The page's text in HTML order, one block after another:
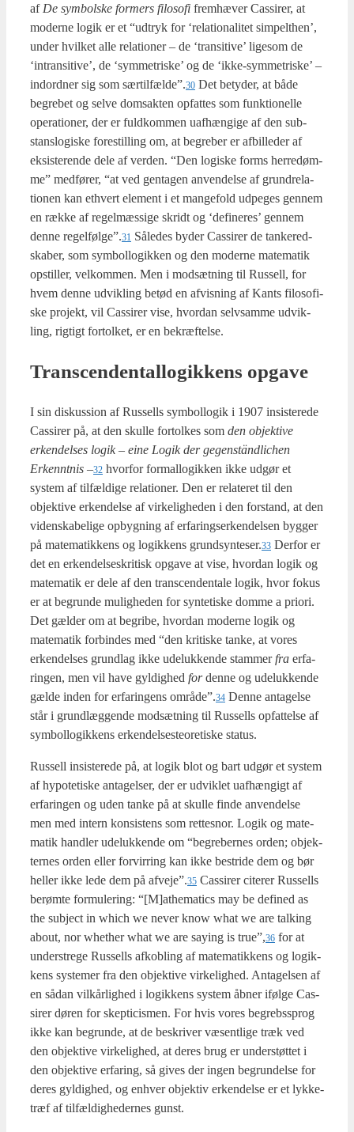
af De sym­bol­ske for­mers filo­so­fi frem­hæ­ver Cas­si­rer, at
moder­ne logik er et “udtryk for ‘rela­tio­na­li­tet sim­pelt­hen’,
under hvil­ket alle rela­tio­ner – de ‘tran­si­ti­ve’ lige­som de
‘intran­si­ti­ve’, de ‘sym­me­tri­ske’ og de ‘ikke-sym­me­tri­ske’ –
ind­ord­ner sig som særtilfælde”.30 Det bety­der, at både
begre­bet og sel­ve domsak­ten opfat­tes som funk­tio­nel­le
ope­ra­tio­ner, der er fuld­kom­men uaf­hæn­gi­ge af den sub­
stanslo­gi­ske fore­stil­ling om, at begre­ber er afbil­le­der af
eksi­ste­ren­de dele af ver­den. “Den logi­ske forms her­re­døm­
me” med­fø­rer, “at ved gen­ta­gen anven­del­se af grun­d­re­la­
tio­nen kan ethvert ele­ment i et man­ge­fold udpe­ges gen­nem
en ræk­ke af regel­mæs­si­ge skridt og ‘defi­ne­res’ gen­nem
den­ne regelfølge”.31 Såle­des byder Cas­si­rer de tan­ke­red­
ska­ber, som sym­bol­lo­gik­ken og den moder­ne mate­ma­tik
opstil­ler, vel­kom­men. Men i mod­sæt­ning til Rus­sell, for
hvem den­ne udvik­ling betød en afvis­ning af Kants filo­so­fi­
ske pro­jekt, vil Cas­si­rer vise, hvor­dan selv­sam­me udvik­
ling, rig­tigt for­tol­ket, er en bekræf­tel­se.
Trans­cen­den­tal­lo­gik­kens opga­ve
I sin dis­kus­sion af Rus­sells sym­bol­lo­gik i 1907 insi­ste­re­de
Cas­si­rer på, at den skul­le for­tol­kes som den objek­ti­ve
erken­del­ses logik – eine Logik der gegenständ­li­chen
Erken­nt­nis –32 hvor­for for­mal­lo­gik­ken ikke udgør et
system af til­fæl­di­ge rela­tio­ner. Den er rela­te­ret til den
objek­ti­ve erken­del­se af vir­ke­lig­he­den i den for­stand, at den
viden­ska­be­li­ge opbyg­ning af erfa­ring­ser­ken­del­sen byg­ger
på mate­ma­tik­kens og logik­kens grundsynteser.33 Der­for er
det en erken­del­ses­kri­tisk opga­ve at vise, hvor­dan logik og
mate­ma­tik er dele af den trans­cen­den­tale logik, hvor fokus
er at begrun­de mulig­he­den for syn­te­ti­ske dom­me a pri­o­ri.
Det gæl­der om at begri­be, hvor­dan moder­ne logik og
mate­ma­tik for­bin­des med “den kri­ti­ske tan­ke, at vores
erken­del­ses grund­lag ikke ude­luk­ken­de stam­merfra erfa­
rin­gen, men vil have gyl­dig­hed forden­ne og ude­luk­ken­de
gæl­de inden for erfa­rin­gens område”.34 Den­ne anta­gel­se
står i grund­læg­gen­de mod­sæt­ning til Rus­sells opfat­tel­se af
sym­bol­lo­gik­kens erken­del­ses­te­o­re­ti­ske sta­tus.
Rus­sell insi­ste­re­de på, at logik blot og bart udgør et system
af hypo­te­ti­ske anta­gel­ser, der er udvik­let uaf­hæn­gigt af
erfa­rin­gen og uden tan­ke på at skul­le fin­de anven­del­se
men med intern kon­si­stens som ret­tes­nor. Logik og mate­
ma­tik hand­ler ude­luk­ken­de om “begre­ber­nes orden; objek­
ter­nes orden eller for­vir­ring kan ikke bestri­de dem og bør
hel­ler ikke lede dem på afveje”.35 Cas­si­rer cite­rer Rus­sells
berøm­te for­mu­le­ring: “[M]athematics may be defi­ned as
the sub­ject in which we never know what we are tal­king
about, nor whet­her what we are saying is true”,36 for at
under­stre­ge Rus­sells afkob­ling af mate­ma­tik­kens og logik­
kens syste­mer fra den objek­ti­ve vir­ke­lig­hed. Anta­gel­sen af
en sådan vil­kår­lig­hed i logik­kens system åbner iføl­ge Cas­
si­rer døren for skep­ti­cis­men. For hvis vores begrebs­sprog
ikke kan begrun­de, at de beskri­ver væsent­li­ge træk ved
den objek­ti­ve vir­ke­lig­hed, at deres brug er under­støt­tet i
den objek­ti­ve erfa­ring, så gives der ingen begrun­del­se for
deres gyl­dig­hed, og enhver objek­tiv erken­del­se er et lyk­ke­
træf af til­fæl­dig­he­der­nes gun­st.